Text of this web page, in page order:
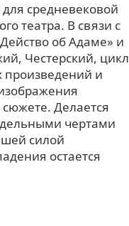
для средневековой
театра. В связи с
об Адаме» и
Честерский, цикл
произведений и
сюжете. Делается
чертами
силой
остается